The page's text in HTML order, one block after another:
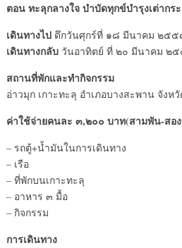
ตอน ทะลุกลางใจ บำบัดทุกข์บำรุงเต่ากร
เดินทางไปดึกวันศุกร์ที่ ๑๘ มีนาคม ๒๕๕
เดินทางกลับวันอาทิตย์ ที่ ๒๐ มีนาคม ๒
สถานที่พักและทำกิจกรรม
อ่าวมุก เกาะทะลุ อำเภอบางสะพาน จังห
ค่าใช้จ่ายคนละ ๓,๒๐๐ บาท(สามพัน-สอ
– รถตู้+น้ำมันในการเดินทาง
– เรือ
– ที่พักบนเกาะทะลุ
– อาหาร ๓ มื้อ
– กิจกรรม
การเดินทาง